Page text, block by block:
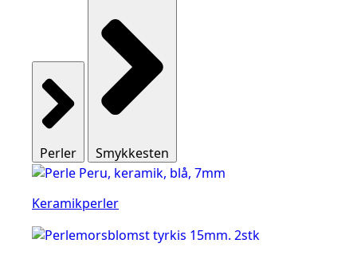
Perler Smykkesten
Keramikperler